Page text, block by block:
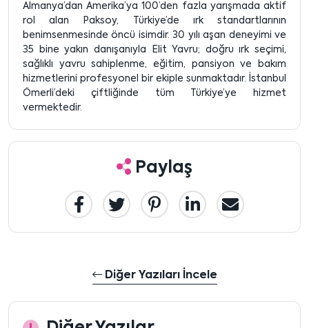
Almanya’dan Amerika’ya 100’den fazla yarışmada aktif
rol alan Paksoy, Türkiye’de ırk standartlarının
benimsenmesinde öncü isimdir. 30 yılı aşan deneyimi ve
35 bine yakın danışanıyla Elit Yavru; doğru ırk seçimi,
sağlıklı yavru sahiplenme, eğitim, pansiyon ve bakım
hizmetlerini profesyonel bir ekiple sunmaktadır. İstanbul
Ömerli’deki çiftliğinde tüm Türkiye’ye hizmet
vermektedir.
Paylaş
Diğer Yazıları İncele